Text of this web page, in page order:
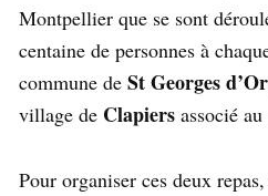
Montpellier que se sont
centaine de personnes à
commune de St Georges
village de Clapiers associé
Pour organiser ces deux